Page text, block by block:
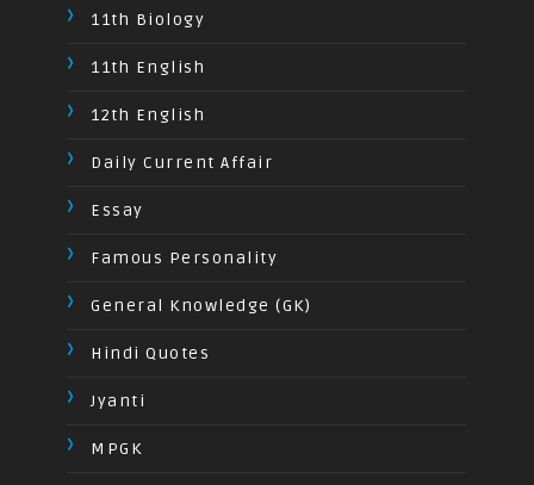
11th Biology
11th English
12th English
Daily Current Affair
Essay
Famous Personality
General Knowledge (GK)
Hindi Quotes
Jyanti
MPGK